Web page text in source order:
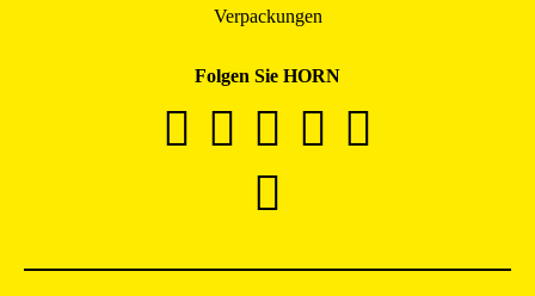
Verpackungen
Folgen Sie HORN